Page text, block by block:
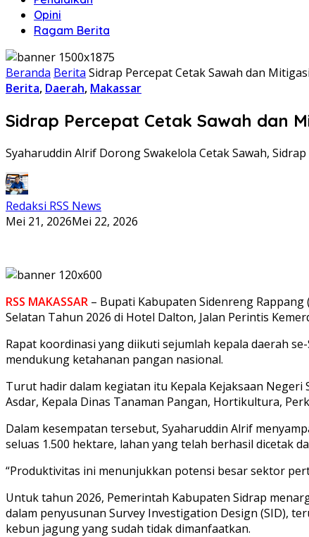
Opini
Ragam Berita
Beranda Berita Sidrap Percepat Cetak Sawah dan
Berita, Daerah, Makassar
Sidrap Percepat Cetak Sawah dan
Syaharuddin Alrif Dorong Swakelola Cetak Sawah,
Redaksi RSS News
Mei 21, 2026Mei 22, 2026
RSS MAKASSAR – Bupati Kabupaten Sidenreng
Selatan Tahun 2026 di Hotel Dalton, Jalan Perintis
Rapat koordinasi yang diikuti sejumlah kepala daerah
mendukung ketahanan pangan nasional.
Turut hadir dalam kegiatan itu Kepala Kejaksaan Negeri
Asdar, Kepala Dinas Tanaman Pangan, Hortikultura,
Dalam kesempatan tersebut, Syaharuddin Alrif
seluas 1.500 hektare, lahan yang telah berhasil dicetak
“Produktivitas ini menunjukkan potensi besar sektor
Untuk tahun 2026, Pemerintah Kabupaten Sidrap
dalam penyusunan Survey Investigation Design (SID),
kebun jagung yang sudah tidak dimanfaatkan.